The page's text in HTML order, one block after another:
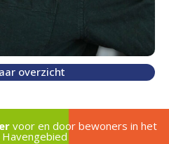
overzicht
voor en door bewoners in het